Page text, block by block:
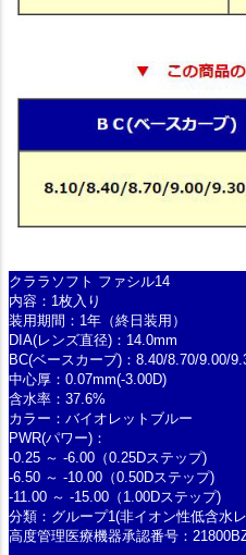
クララソフト ファシル14
内容：1枚入り
装用期間：1年（終日装用）
DIA(レンズ直径)：14.0mm
BC(ベースカーブ)：8.40/8.70/9.00/
中心厚：0.07mm(-3.00D)
含水率：37.6%
カラー：バイオレットブルー
PWR(パワー)：
-0.25 ～ -6.00（0.25Dステップ)
-6.50 ～ -10.00（0.50Dステップ)
-11.00 ～ -15.00（1.00Dステップ)
分類：グループ1(非イオン性低含水
高度管理医療機器承認番号：